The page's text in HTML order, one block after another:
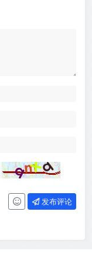
发布评论